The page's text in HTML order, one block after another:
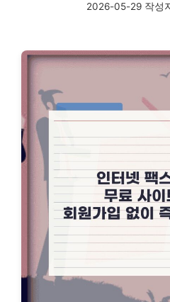
2026-05-29 작성